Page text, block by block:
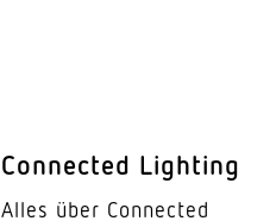
Connected Lighting
Alles über Connected